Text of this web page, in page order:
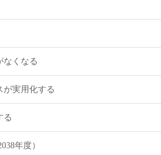
なくなる
が実用化する
る
年度）